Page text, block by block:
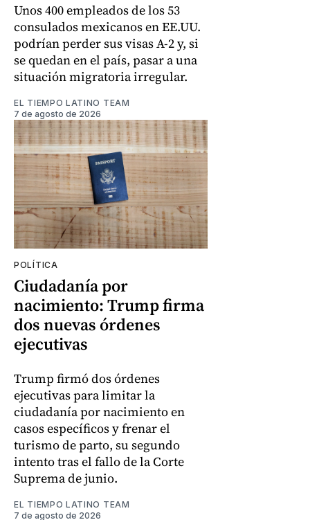
Unos 400 empleados de los 53
consulados mexicanos en EE.UU.
podrían perder sus visas A-2 y, si
se quedan en el país, pasar a una
situación migratoria irregular.
EL TIEMPO LATINO TEAM
7 de agosto de 2026
POLÍTICA
Ciudadanía por
nacimiento: Trump firma
dos nuevas órdenes
ejecutivas
Trump firmó dos órdenes
ejecutivas para limitar la
ciudadanía por nacimiento en
casos específicos y frenar el
turismo de parto, su segundo
intento tras el fallo de la Corte
Suprema de junio.
EL TIEMPO LATINO TEAM
7 de agosto de 2026